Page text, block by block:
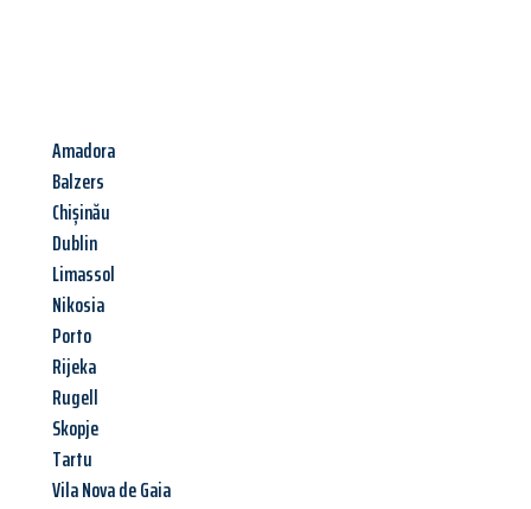
Amadora
Balzers
Chișinău
Dublin
Limassol
Nikosia
Porto
Rijeka
Rugell
Skopje
Tartu
Vila Nova de Gaia